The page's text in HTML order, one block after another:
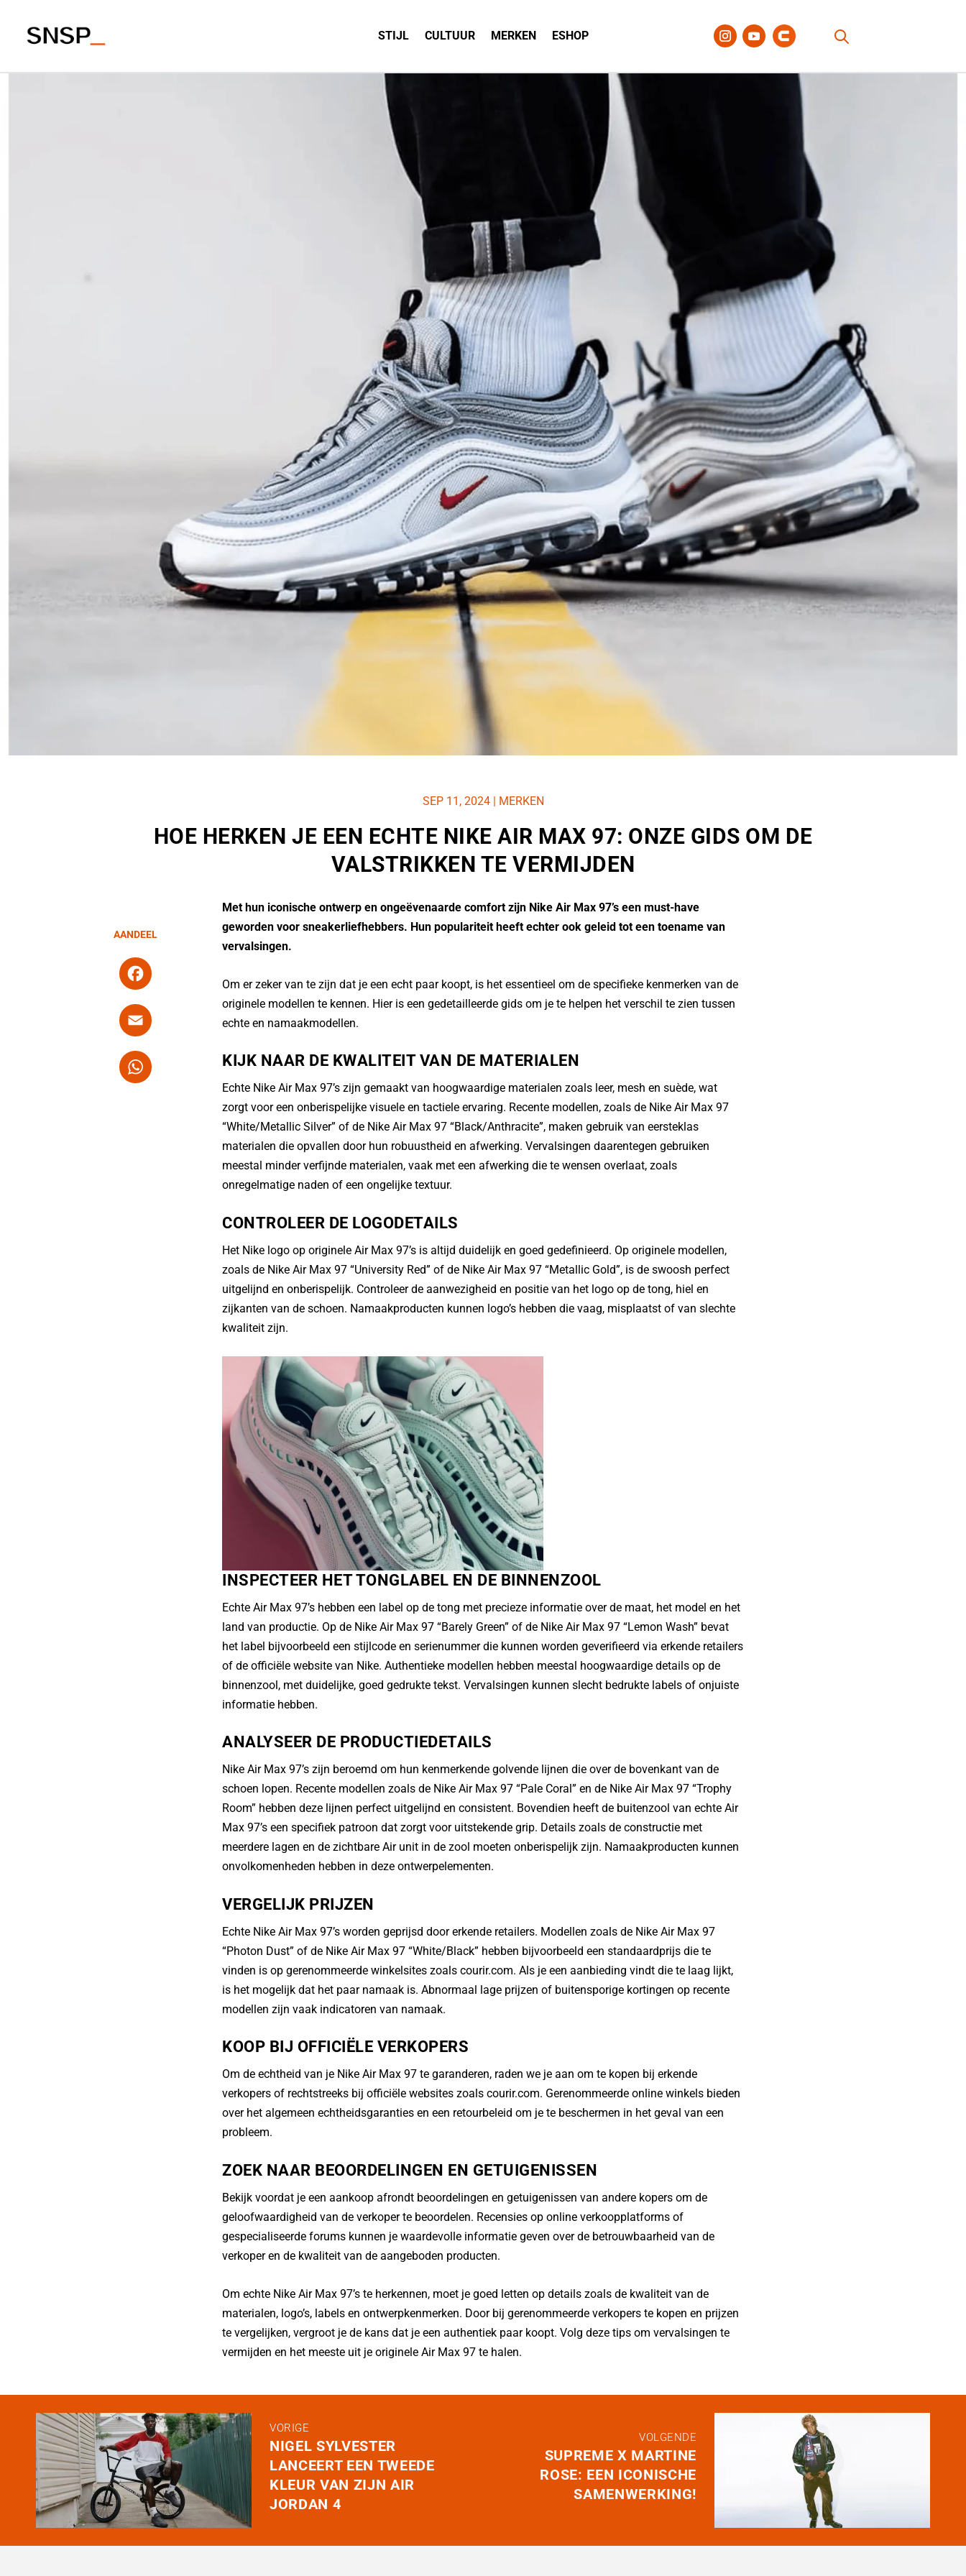
STIJL CULTUUR MERKEN ESHOP
HOE HERKEN JE EEN ECHTE NIKE AIR MAX 97: ONZE GIDS OM DE
VALSTRIKKEN TE VERMIJDEN
SEP 11, 2024| MERKEN
AANDEEL
F
c
b
E
ai
W
Met hun iconische ontwerp en ongeëvenaarde comfort zijn Nike Air Max 97’s een must-have
geworden voor sneakerliefhebbers. Hun populariteit heeft echter ook geleid tot een toename van
vervalsingen.
Om er zeker van te zijn dat je een echt paar koopt, is het essentieel om de specifieke kenmerken van de
originele modellen te kennen. Hier is een gedetailleerde gids om je te helpen het verschil te zien tussen
echte en namaakmodellen.
KIJK NAAR DE KWALITEIT VAN DE MATERIALEN
Echte Nike Air Max 97’s zijn gemaakt van hoogwaardige materialen zoals leer, mesh en suède, wat
zorgt voor een onberispelijke visuele en tactiele ervaring. Recente modellen, zoals de Nike Air Max 97
“White/Metallic Silver” of de Nike Air Max 97 “Black/Anthracite”, maken gebruik van eersteklas
materialen die opvallen door hun robuustheid en afwerking. Vervalsingen daarentegen gebruiken
meestal minder verfijnde materialen, vaak met een afwerking die te wensen overlaat, zoals
onregelmatige naden of een ongelijke textuur.
CONTROLEER DE LOGODETAILS
Het Nike logo op originele Air Max 97’s is altijd duidelijk en goed gedefinieerd. Op originele modellen,
zoals de Nike Air Max 97 “University Red” of de Nike Air Max 97 “Metallic Gold”, is de swoosh perfect
uitgelijnd en onberispelijk. Controleer de aanwezigheid en positie van het logo op de tong, hiel en
zijkanten van de schoen. Namaakproducten kunnen logo’s hebben die vaag, misplaatst of van slechte
kwaliteit zijn.
INSPECTEER HET TONGLABEL EN DE BINNENZOOL
Echte Air Max 97’s hebben een label op de tong met precieze informatie over de maat, het model en het
land van productie. Op de Nike Air Max 97 “Barely Green” of de Nike Air Max 97 “Lemon Wash” bevat
het label bijvoorbeeld een stijlcode en serienummer die kunnen worden geverifieerd via erkende retailers
of de officiële website van Nike. Authentieke modellen hebben meestal hoogwaardige details op de
binnenzool, met duidelijke, goed gedrukte tekst. Vervalsingen kunnen slecht bedrukte labels of onjuiste
informatie hebben.
ANALYSEER DE PRODUCTIEDETAILS
Nike Air Max 97’s zijn beroemd om hun kenmerkende golvende lijnen die over de bovenkant van de
schoen lopen. Recente modellen zoals de Nike Air Max 97 “Pale Coral” en de Nike Air Max 97 “Trophy
Room” hebben deze lijnen perfect uitgelijnd en consistent. Bovendien heeft de buitenzool van echte Air
Max 97’s een specifiek patroon dat zorgt voor uitstekende grip. Details zoals de constructie met
meerdere lagen en de zichtbare Air unit in de zool moeten onberispelijk zijn. Namaakproducten kunnen
onvolkomenheden hebben in deze ontwerpelementen.
VERGELIJK PRIJZEN
Echte Nike Air Max 97’s worden geprijsd door erkende retailers. Modellen zoals de Nike Air Max 97
“Photon Dust” of de Nike Air Max 97 “White/Black” hebben bijvoorbeeld een standaardprijs die te
vinden is op gerenommeerde winkelsites zoals courir.com. Als je een aanbieding vindt die te laag lijkt,
is het mogelijk dat het paar namaak is. Abnormaal lage prijzen of buitensporige kortingen op recente
modellen zijn vaak indicatoren van namaak.
KOOP BIJ OFFICIËLE VERKOPERS
Om de echtheid van je Nike Air Max 97 te garanderen, raden we je aan om te kopen bij erkende
verkopers of rechtstreeks bij officiële websites zoals courir.com. Gerenommeerde online winkels bieden
over het algemeen echtheidsgaranties en een retourbeleid om je te beschermen in het geval van een
probleem.
ZOEK NAAR BEOORDELINGEN EN GETUIGENISSEN
Bekijk voordat je een aankoop afrondt beoordelingen en getuigenissen van andere kopers om de
geloofwaardigheid van de verkoper te beoordelen. Recensies op online verkoopplatforms of
gespecialiseerde forums kunnen je waardevolle informatie geven over de betrouwbaarheid van de
verkoper en de kwaliteit van de aangeboden producten.
Om echte Nike Air Max 97’s te herkennen, moet je goed letten op details zoals de kwaliteit van de
materialen, logo’s, labels en ontwerpkenmerken. Door bij gerenommeerde verkopers te kopen en prijzen
te vergelijken, vergroot je de kans dat je een authentiek paar koopt. Volg deze tips om vervalsingen te
vermijden en het meeste uit je originele Air Max 97 te halen.
VORIGE
NIGEL SYLVESTER
LANCEERT EEN TWEEDE
KLEUR VAN ZIJN AIR
JORDAN 4
VOLGENDE
SUPREME X MARTINE
ROSE: EEN ICONISCHE
SAMENWERKING!